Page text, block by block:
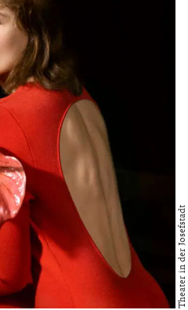
Theater in der Josefstadt